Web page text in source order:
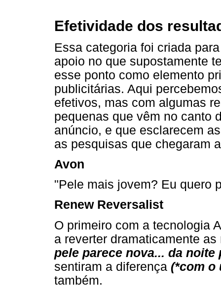
Efetividade dos
Essa categoria foi criada
apoio no que supostamente
esse ponto como elemento
publicitárias. Aqui
efetivos, mas com algumas
pequenas que vêm no canto
anúncio, e que esclarecem
as pesquisas que chegaram
Avon
"Pele mais jovem? Eu quero
Renew Reversalist
O primeiro com a tecnologia
a reverter dramaticamente
pele parece nova... da noite
sentiram a diferença (*com o
também.